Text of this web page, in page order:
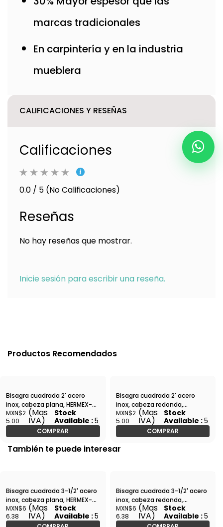
marcas tradicionales
En carpintería y en la industria
mueblera
CALIFICACIONES Y RESEÑAS
Calificaciones
0.0 / 5 (No Calificaciones)
Reseñas
No hay reseñas que mostrar.
Inicie sesión para escribir una reseña.
Productos Recomendados
Bisagra cuadrada 2' acero
inox, cabeza plana, HERMEX-
BC-204P / 43225
MXN$2
5.00
(Mas
IVA)
Stock
Available :5
COMPRAR
Bisagra cuadrada 2' acero
inox, cabeza redonda,
HERMEX-BC-204R / 43220
MXN$2
5.00
(Mas
IVA)
Stock
Available :5
COMPRAR
También te puede interesar
Bisagra cuadrada 3-1/2' acero
inox, cabeza plana, HERMEX-
BC-354P / 43228
MXN$6
6.38
(Mas
IVA)
Stock
Available :5
Bisagra cuadrada 3-1/2' acero
inox, cabeza redonda,
HERMEX-BC-354R / 43223
MXN$6
6.38
(Mas
IVA)
Stock
Available :5